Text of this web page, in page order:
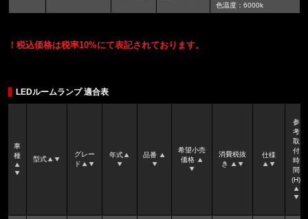
色温度：6000k
！税込価格は税率10%にて表記されております。
LEDルームランプ 適合表
車
種
型式
グレー
ド
年式 品番
希望小売
価格
消費税抜
き
仕様
参
考
取
付
時
間
(H)